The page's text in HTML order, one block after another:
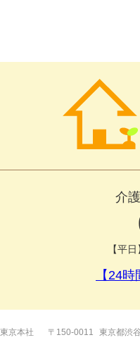
介
【平
【24
東京本社 〒150-0011 東京都渋